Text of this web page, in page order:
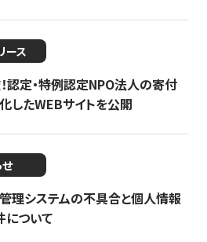
ース
認定・特例認定NPO法人の寄付
したWEBサイトを公開
理システムの不具合と個人情報
について